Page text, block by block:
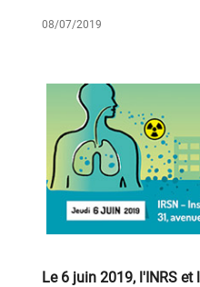
08/07/2019
​Le 6 juin 2019, l'INRS